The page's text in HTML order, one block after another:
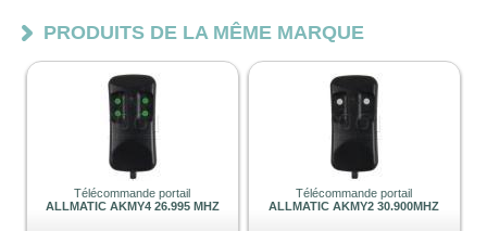
PRODUITS DE LA MÊME MARQUE
Télécommande portail
ALLMATIC AKMY4 26.995 MHZ
Télécommande portail
ALLMATIC AKMY2 30.900MHZ